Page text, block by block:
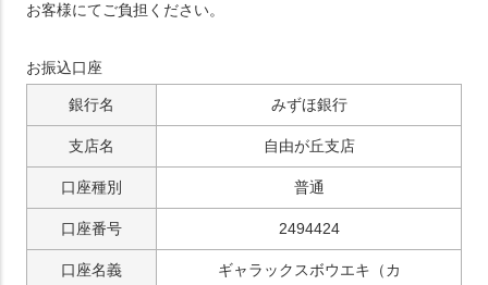
お客様にてご負担ください。
お振込口座
銀行名 みずほ銀行
支店名 自由が丘支店
口座種別 普通
口座番号 2494424
口座名義 ギャラックスボウエキ（カ